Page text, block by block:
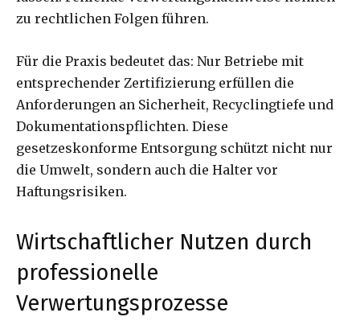
zu rechtlichen Folgen führen.
Für die Praxis bedeutet das: Nur Betriebe mit
entsprechender Zertifizierung erfüllen die
Anforderungen an Sicherheit, Recyclingtiefe und
Dokumentationspflichten. Diese
gesetzeskonforme Entsorgung schützt nicht nur
die Umwelt, sondern auch die Halter vor
Haftungsrisiken.
Wirtschaftlicher Nutzen durch
professionelle
Verwertungsprozesse